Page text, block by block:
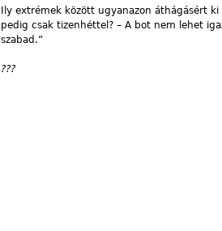
Ily extrémek között ugyanazon áthágásért
pedig csak tizenhéttel? – A bot nem lehet
szabad.”
???